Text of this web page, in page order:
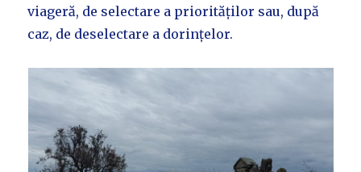
viageră, de selectare a priorităților sau, după
caz, de deselectare a dorințelor.